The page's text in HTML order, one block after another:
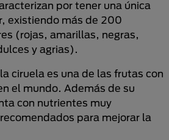
por tener una única
existiendo más de 200
(rojas, amarillas, negras,
y agrias).
ciruela es una de las frutas con
el mundo. Además de su
con nutrientes muy
para mejorar la